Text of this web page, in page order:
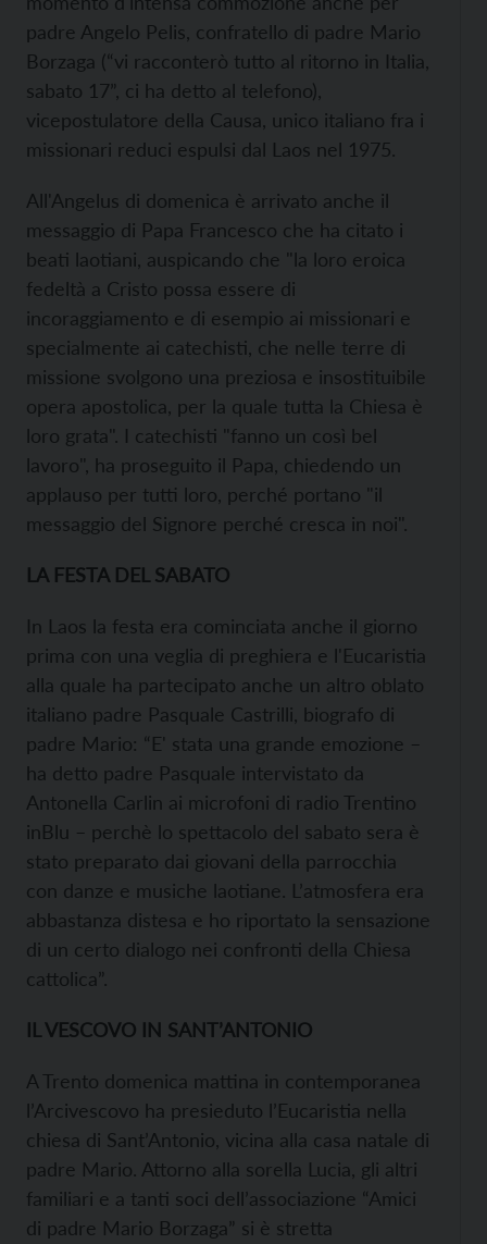
padre Angelo Pelis, confratello di padre Mario
Borzaga (“vi racconterò tutto al ritorno in Italia,
sabato 17”, ci ha detto al telefono),
vicepostulatore della Causa, unico italiano fra i
missionari reduci espulsi dal Laos nel 1975.
All'Angelus di domenica è arrivato anche il
messaggio di Papa Francesco che ha citato i
beati laotiani, auspicando che "la loro eroica
fedeltà a Cristo possa essere di
incoraggiamento e di esempio ai missionari e
specialmente ai catechisti, che nelle terre di
missione svolgono una preziosa e insostituibile
opera apostolica, per la quale tutta la Chiesa è
loro grata". I catechisti "fanno un così bel
lavoro", ha proseguito il Papa, chiedendo un
applauso per tutti loro, perché portano "il
messaggio del Signore perché cresca in noi".
LA FESTA DEL SABATO
In Laos la festa era cominciata anche il giorno
prima con una veglia di preghiera e l'Eucaristia
alla quale ha partecipato anche un altro oblato
italiano padre Pasquale Castrilli, biografo di
padre Mario: “E' stata una grande emozione –
ha detto padre Pasquale intervistato da
Antonella Carlin ai microfoni di radio Trentino
inBlu – perchè lo spettacolo del sabato sera è
stato preparato dai giovani della parrocchia
con danze e musiche laotiane. L’atmosfera era
abbastanza distesa e ho riportato la sensazione
di un certo dialogo nei confronti della Chiesa
cattolica”.
IL VESCOVO IN SANT’ANTONIO
A Trento domenica mattina in contemporanea
l’Arcivescovo ha presieduto l’Eucaristia nella
chiesa di Sant’Antonio, vicina alla casa natale di
padre Mario. Attorno alla sorella Lucia, gli altri
familiari e a tanti soci dell’associazione “Amici
di padre Mario Borzaga” si è stretta